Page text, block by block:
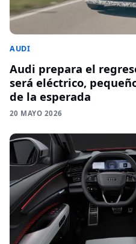
AUDI
Audi prepara el
será eléctrico,
de la esperada
20 MAYO 2026